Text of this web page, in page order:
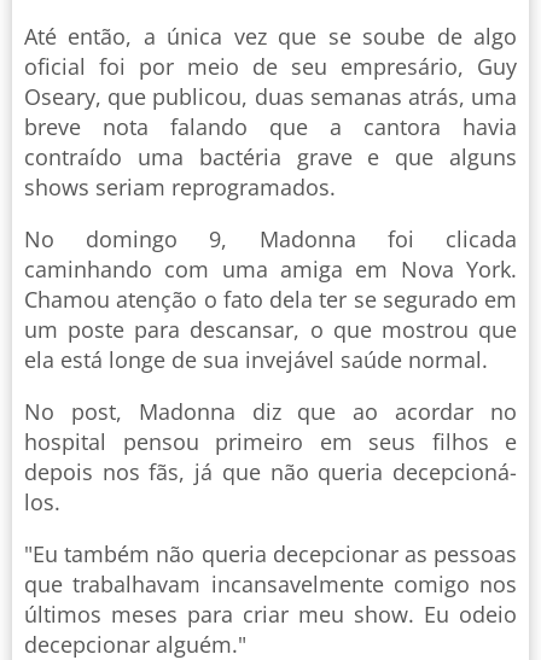
Até então, a única vez que se soube de algo
oficial foi por meio de seu empresário, Guy
Oseary, que publicou, duas semanas atrás, uma
breve nota falando que a cantora havia
contraído uma bactéria grave e que alguns
shows seriam reprogramados.
No domingo 9, Madonna foi clicada
caminhando com uma amiga em Nova York.
Chamou atenção o fato dela ter se segurado em
um poste para descansar, o que mostrou que
ela está longe de sua invejável saúde normal.
No post, Madonna diz que ao acordar no
hospital pensou primeiro em seus filhos e
depois nos fãs, já que não queria decepcioná-
los.
"Eu também não queria decepcionar as pessoas
que trabalhavam incansavelmente comigo nos
últimos meses para criar meu show. Eu odeio
decepcionar alguém."